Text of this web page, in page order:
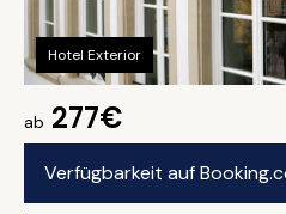
ab 277€
Verfügbarkeit auf
Hotel Exterior